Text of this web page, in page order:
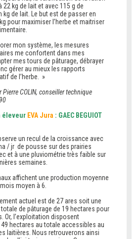
22 kg de lait et avec 115 g de
de lait. Le but est de passer en
pour maximiser l’herbe et maitriser
mon système, les mesures
me confortent dans mes
mes tours de pâturage, débrayer
gérer au mieux les rapports
de l’herbe. »
COLIN, conseiller technique
éleveur EVA Jura : GAEC BEGUIOT
un recul de la croissance avec
/ jr de pousse sur des prairies
et à une pluviométrie très faible sur
semaines.
affichent une production moyenne
moyen à 6.
actuel est de 27 ares soit une
de pâturage de 19 hectares pour
Or, l’exploitation disposent
hectares au totale accessibles au
laitières. Nous retrouverons ainsi